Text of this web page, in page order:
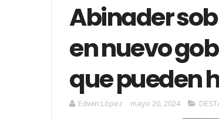
Abinader
en nuevo
que pueden
Edwin López mayo 20, 2024